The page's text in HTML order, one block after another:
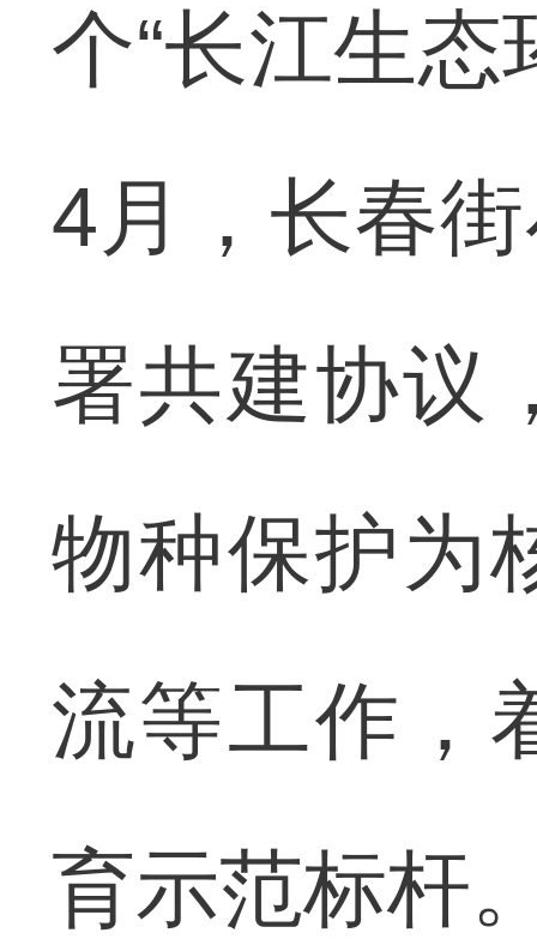
个“长江生
4月，长春
署共建协议
物种保护为
流等工作，
育示范标杆